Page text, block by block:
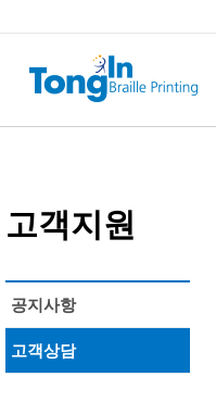
고객지원
공지사항
고객상담